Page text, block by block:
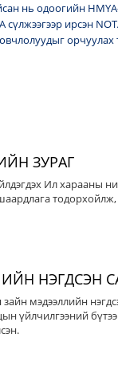
нь одоогийн
сүлжээгээр ирсэн
ЗУРАГ
Ил харааны
тодорхойлж,
НЭГДСЭН
мэдээллийн
үйлчилгээний